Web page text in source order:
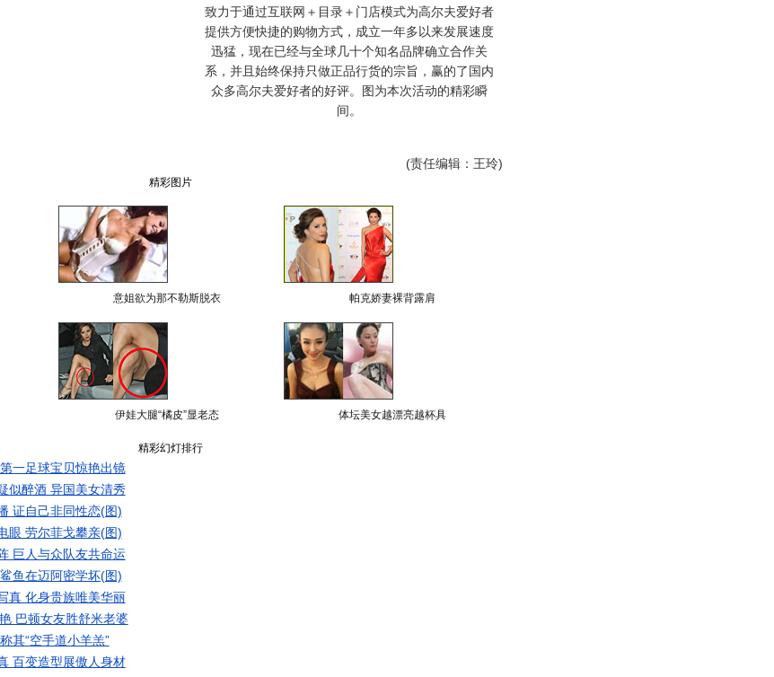
致力于通过互联网＋目录＋门店模式为高尔夫爱好者
提供方便快捷的购物方式，成立一年多以来发展速度
迅猛，现在已经与全球几十个知名品牌确立合作关
系，并且始终保持只做正品行货的宗旨，赢的了国内
众多高尔夫爱好者的好评。图为本次活动的精彩瞬
间。
(责任编辑：王玲)
精彩图片
意姐欲为那不勒斯脱衣 帕克娇妻裸背露肩
伊娃大腿“橘皮”显老态 体坛美女越漂亮越杯具
精彩幻灯排行
一足球宝贝惊艳出镜
似醉酒 异国美女清秀
证自己非同性恋(图)
眼 劳尔菲戈攀亲(图)
巨人与众队友共命运
鱼在迈阿密学坏(图)
真 化身贵族唯美华丽
巴顿女友胜舒米老婆
其“空手道小羊羔”
百变造型展傲人身材